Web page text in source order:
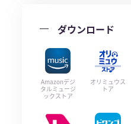
ダウンロード
Amazonデジ
タルミュージ
ックストア
オリミュウス
トア